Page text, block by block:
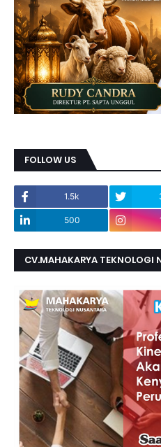
FOLLOW US
1.5k
500
CV.MAHAKARYA TEKNOLOGI